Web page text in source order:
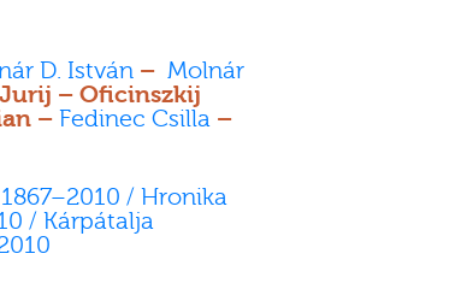
D. István – Molnár
– Oficinszkij
– Fedinec Csilla –
1867–2010 / Hronika
/ Kárpátalja